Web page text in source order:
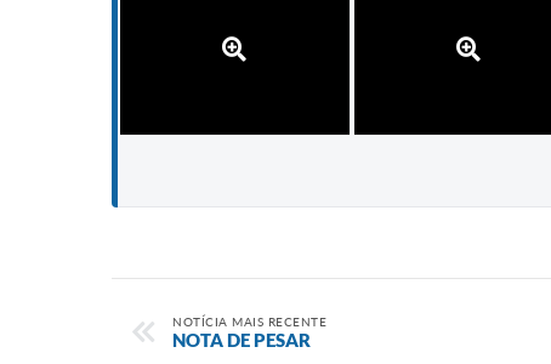
NOTÍCIA MAIS RECENTE
NOTA DE PESAR